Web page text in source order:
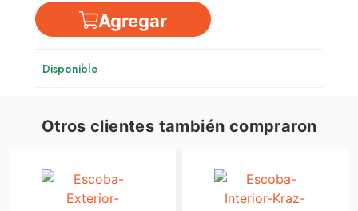
Agregar
Disponible
Otros clientes también compraron